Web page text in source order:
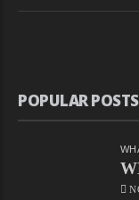
POPULAR POSTS